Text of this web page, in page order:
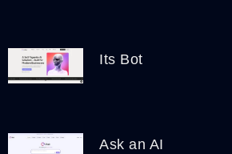
Its Bot
Ask an AI